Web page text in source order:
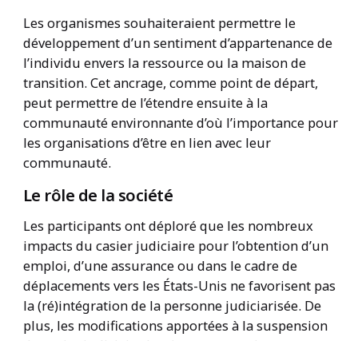
Les organismes souhaiteraient permettre le
développement d’un sentiment d’appartenance de
l’individu envers la ressource ou la maison de
transition. Cet ancrage, comme point de départ,
peut permettre de l’étendre ensuite à la
communauté environnante d’où l’importance pour
les organisations d’être en lien avec leur
communauté.
Le rôle de la société
Les participants ont déploré que les nombreux
impacts du casier judiciaire pour l’obtention d’un
emploi, d’une assurance ou dans le cadre de
déplacements vers les États-Unis ne favorisent pas
la (ré)intégration de la personne judiciarisée. De
plus, les modifications apportées à la suspension